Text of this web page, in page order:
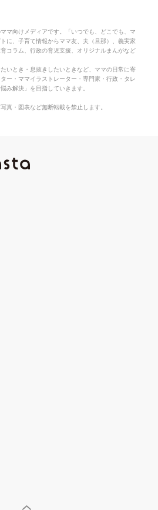
マ向けメディアです。「いつでも、どこでも、マ
に、子育て情報からママ友、夫（旦那）、義実家
コラム、行政の育児支援、オリジナルまんがなど
いとき・息抜きしたいときなど、ママの日常に寄
ー・ママイラストレーター・専門家・行政・タレ
み解決」を目指していきます。
真・図表など無断転載を禁止します。